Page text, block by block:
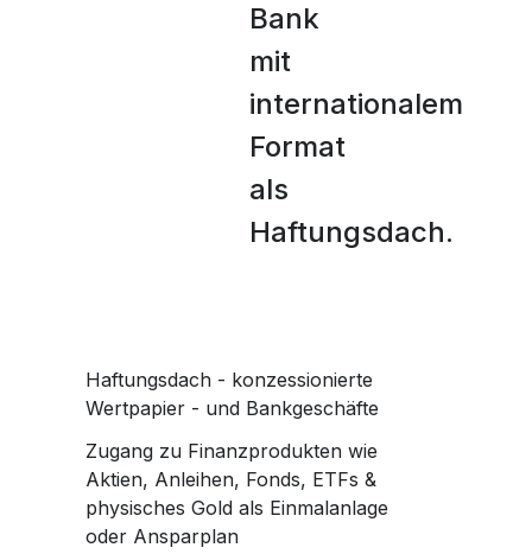
Bank
mit
internationalem
Format
als
Haftungsdach.
Haftungsdach - konzessionierte
Wertpapier - und Bankgeschäfte
Zugang zu Finanzprodukten wie
Aktien, Anleihen, Fonds, ETFs &
physisches Gold als Einmalanlage
oder Ansparplan